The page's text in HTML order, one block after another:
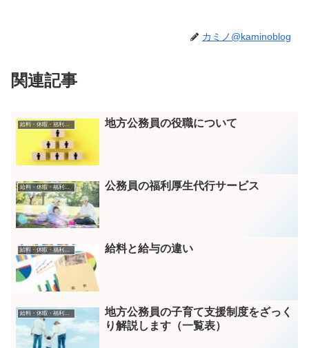
カミノ@kaminoblog
関連記事
地方公務員の役職について
給料・休暇・福利厚生 公務員の福利厚生代行サービス
給料・休暇・福利厚生 給料と給与の違い
給料・休暇・福利厚生
地方公務員の子育て支援制度をざっく
り解説します（一覧表）